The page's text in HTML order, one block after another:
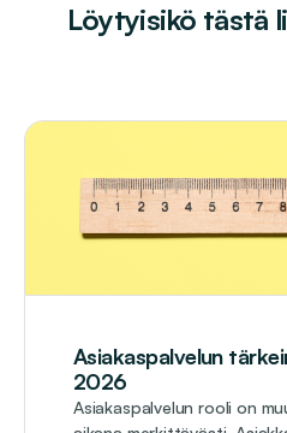
Löytyisikö tästä
Asiakaspalvelun
2026
Asiakaspalvelun rooli on